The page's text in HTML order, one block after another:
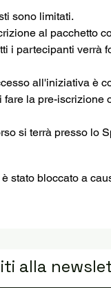
sono limitati.
al pacchetto
i partecipanti verrà
all'iniziativa è
fare la pre-iscrizione
si terrà presso lo
stato bloccato a
alla